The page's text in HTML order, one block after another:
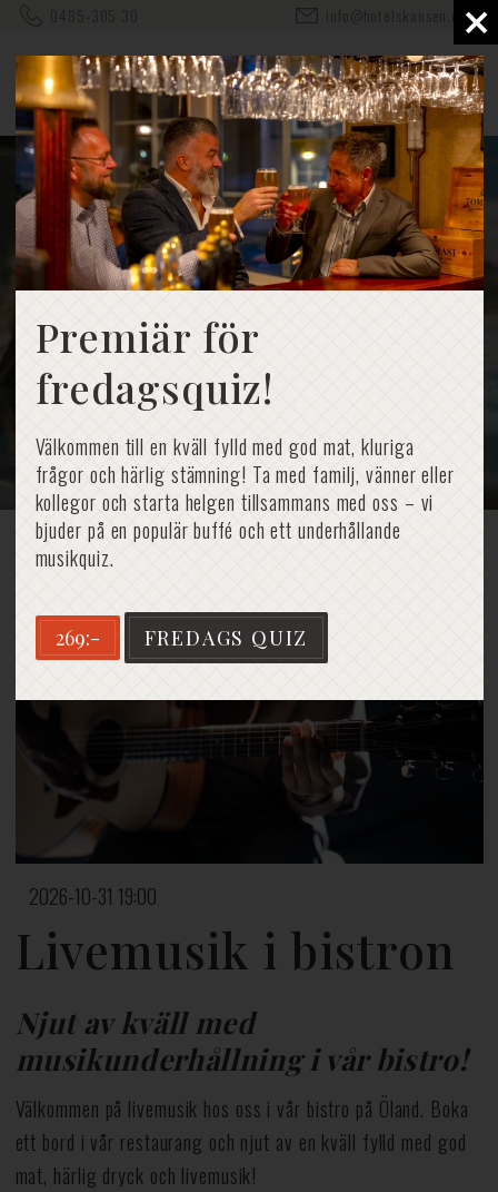
Premiär för
fredagsquiz!
Välkommen till en kväll fylld med god mat, kluriga
frågor och härlig stämning! Ta med familj, vänner eller
kollegor och starta helgen tillsammans med oss – vi
bjuder på en populär buffé och ett underhållande
musikquiz.
269:- FREDAGS QUIZ
info@hotelskansen.com
2026-10-31 19:00
Livemusik i bistron
Njut av kväll med
musikunderhållning i vår bistro!
Välkommen på livemusik hos oss i vår bistro på Öland. Boka
ett bord i vår restaurang och njut av en kväll fylld med god
mat, härlig dryck och livemusik!